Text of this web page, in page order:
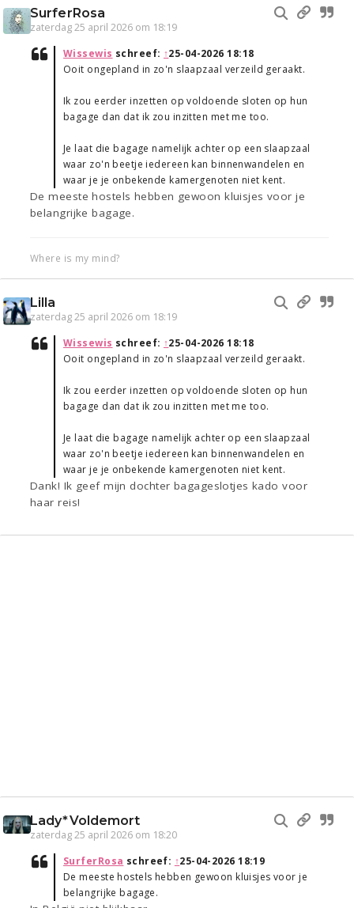
SurferRosa
zaterdag 25 april 2026 om 18:19
Wissewis schreef: ↑25-04-2026 18:18
Ooit ongepland in zo'n slaapzaal verzeild geraakt.
Ik zou eerder inzetten op voldoende sloten op hun
bagage dan dat ik zou inzitten met me too.
Je laat die bagage namelijk achter op een slaapzaal
waar zo'n beetje iedereen kan binnenwandelen en
waar je je onbekende kamergenoten niet kent.
De meeste hostels hebben gewoon kluisjes voor je
belangrijke bagage.
Where is my mind?
Lilla
zaterdag 25 april 2026 om 18:19
Wissewis schreef: ↑25-04-2026 18:18
Ooit ongepland in zo'n slaapzaal verzeild geraakt.
Ik zou eerder inzetten op voldoende sloten op hun
bagage dan dat ik zou inzitten met me too.
Je laat die bagage namelijk achter op een slaapzaal
waar zo'n beetje iedereen kan binnenwandelen en
waar je je onbekende kamergenoten niet kent.
Dank! Ik geef mijn dochter bagageslotjes kado voor
haar reis!
Lady*Voldemort
zaterdag 25 april 2026 om 18:20
SurferRosa schreef: ↑25-04-2026 18:19
De meeste hostels hebben gewoon kluisjes voor je
belangrijke bagage.